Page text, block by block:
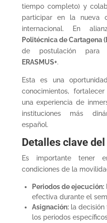
tiempo completo) y
participar en la nueva
internacional. En
Politécnica de Cartagena
de postulación para
ERASMUS+.
Esta es una
conocimientos,
una experiencia de
instituciones más
español.
Detalles clave
Es importante tener
condiciones de la
Periodos de ejecución:
efectiva durante el
Asignación:la decisión
los periodos